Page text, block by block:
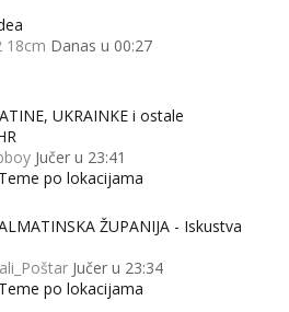
18cm Danas u 00:27
UKRAINKE i ostale
Jučer u 23:41
po lokacijama
ŽUPANIJA - Iskustva
Jučer u 23:34
po lokacijama